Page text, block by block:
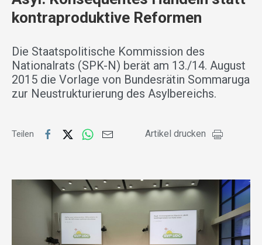
kontraproduktive Reformen
Die Staatspolitische Kommission des
Nationalrats (SPK-N) berät am 13./14. August
2015 die Vorlage von Bundesrätin Sommaruga
zur Neustrukturierung des Asylbereichs.
Teilen Artikel drucken